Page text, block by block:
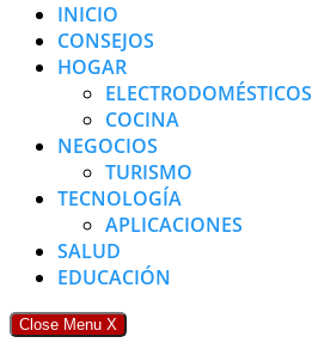
INICIO
CONSEJOS
HOGAR
ELECTRODOMÉSTICOS
COCINA
NEGOCIOS
TURISMO
TECNOLOGÍA
APLICACIONES
SALUD
EDUCACIÓN
Close Menu X